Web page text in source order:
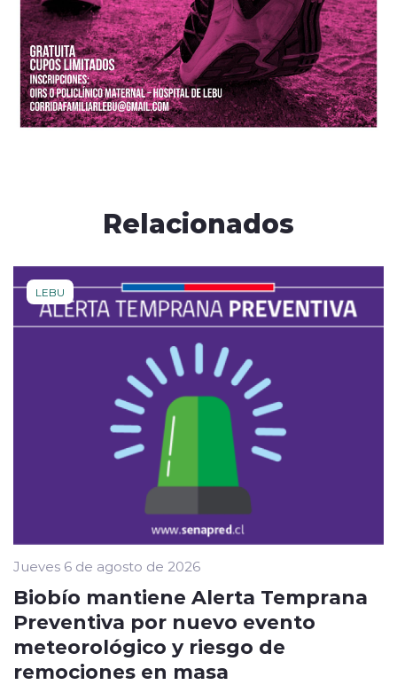
Relacionados
LEBU
Jueves 6 de agosto de 2026
Biobío mantiene Alerta Temprana
Preventiva por nuevo evento
meteorológico y riesgo de
remociones en masa